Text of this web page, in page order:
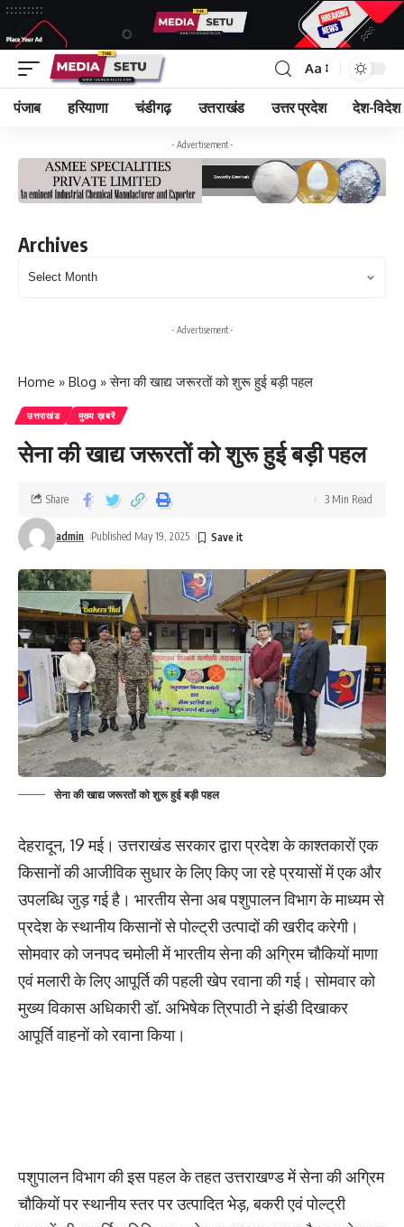
Aa
पंजाब हरियाणा चंडीगढ़ उत्तराखंड उत्तर प्रदेश देश-विदेश
- Advertisement -
Archives
- Advertisement -
Home » Blog »सेना की खाद्य जरूरतों को शुरू हुई बड़ी पहल
उत्तराखंड मुख्य ख़बरें
सेना की खाद्य जरूरतों को शुरू हुई बड़ी पहल
admin Published May 19, 2025
Share 3 Min Read
सेना की खाद्य जरूरतों को शुरू हुई बड़ी पहल
देहरादून, 19 मई। उत्तराखंड सरकार द्वारा प्रदेश के काश्तकारों एक
किसानों की आजीविक सुधार के लिए किए जा रहे प्रयासों में एक और
उपलब्धि जुड़ गई है। भारतीय सेना अब पशुपालन विभाग के माध्यम से
प्रदेश के स्थानीय किसानों से पोल्ट्री उत्पादों की खरीद करेगी।
सोमवार को जनपद चमोली में भारतीय सेना की अग्रिम चौकियों माणा
एवं मलारी के लिए आपूर्ति की पहली खेप रवाना की गई। सोमवार को
मुख्य विकास अधिकारी डॉ. अभिषेक त्रिपाठी ने झंडी दिखाकर
आपूर्ति वाहनों को रवाना किया।
पशुपालन विभाग की इस पहल के तहत उत्तराखण्ड में सेना की अग्रिम
चौकियों पर स्थानीय स्तर पर उत्पादित भेड़, बकरी एवं पोल्ट्री